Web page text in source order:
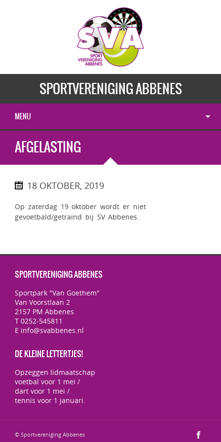
SPORTVERENIGING ABBENES
MENU
AFGELASTING
18 OKTOBER, 2019
Op zaterdag 19 oktober wordt er niet
gevoetbald/getraind bij SV Abbenes.
SPORTVERENIGING ABBENES
Sportpark "Van Goethem"
Van Voorstlaan 2
2157 PM Abbenes
T 0252-545811
E info@svabbenes.nl
DE KLEINE LETTERTJES!
Opzeggen lidmaatschap
voetbal voor 1 mei /
dart voor 1 mei /
tennis voor 1 januari.
© Sportvereniging Abbenes